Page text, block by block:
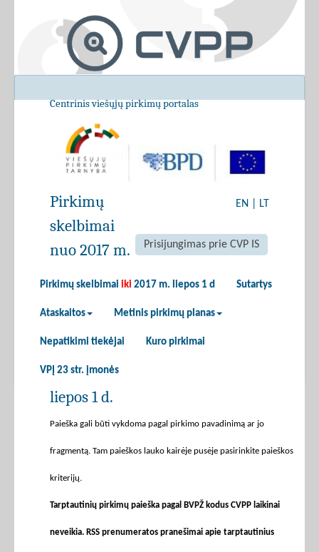
Centrinis viešųjų pirkimų portalas
EN LT
Prisijungimas prie CVP IS
Pirkimų skelbimai iki 2017 m. liepos 1 d Sutartys
Ataskaitos Metinis pirkimų planas
Nepatikimi tiekėjai Kuro pirkimai
VPĮ 23 str. įmonės
Pirkimų
skelbimai
nuo 2017 m.
liepos 1 d.
Paieška gali būti vykdoma pagal pirkimo pavadinimą ar jo
fragmentą. Tam paieškos lauko kairėje pusėje pasirinkite paieškos
kriterijų.
Tarptautinių pirkimų paieška pagal BVPŽ kodus CVPP laikinai
neveikia. RSS prenumeratos pranešimai apie tarptautinius